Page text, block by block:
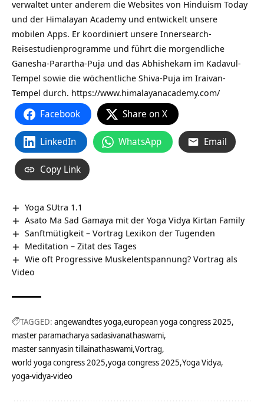
verwaltet unter anderem die Websites von Hinduism Today
und der Himalayan Academy und entwickelt unsere
mobilen Apps. Er koordiniert unsere Innersearch-
Reisestudienprogramme und führt die morgendliche
Ganesha-Parartha-Puja und das Abhishekam im Kadavul-
Tempel sowie die wöchentliche Shiva-Puja im Iraivan-
Tempel durch. https://www.himalayanacademy.com/
Facebook Share on X
LinkedIn WhatsApp Email
Copy Link
Yoga SUtra 1.1
Asato Ma Sad Gamaya mit der Yoga Vidya Kirtan Family
Sanftmütigkeit – Vortrag Lexikon der Tugenden
Meditation – Zitat des Tages
Wie oft Progressive Muskelentspannung? Vortrag als
Video
TAGGED: angewandtes yoga european yoga congress 2025
master paramacharya sadasivanathaswami
master sannyasin tillainathaswami Vortrag
world yoga congress 2025 yoga congress 2025 Yoga Vidya
yoga-vidya-video